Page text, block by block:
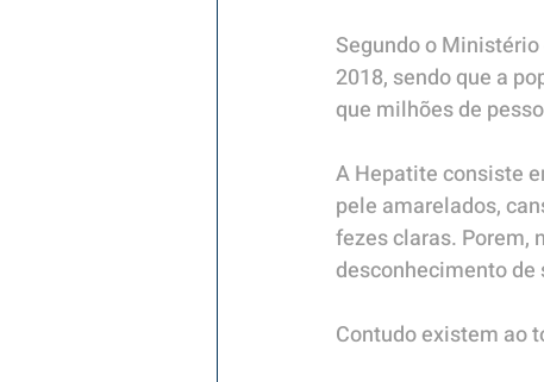
Segundo o
2018, sendo que a
que milhões de
A Hepatite consiste
pele amarelados,
fezes claras. Porem,
desconhecimento de
Contudo existem ao